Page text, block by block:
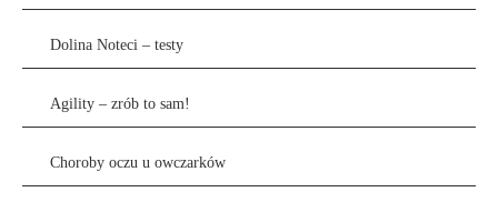
Dolina Noteci – testy
Agility – zrób to sam!
Choroby oczu u owczarków